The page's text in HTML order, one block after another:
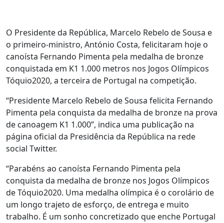
O Presidente da República, Marcelo Rebelo de Sousa e
o primeiro-ministro, António Costa, felicitaram hoje o
canoísta Fernando Pimenta pela medalha de bronze
conquistada em K1 1.000 metros nos Jogos Olímpicos
Tóquio2020, a terceira de Portugal na competição.
“Presidente Marcelo Rebelo de Sousa felicita Fernando
Pimenta pela conquista da medalha de bronze na prova
de canoagem K1 1.000”, indica uma publicação na
página oficial da Presidência da República na rede
social Twitter.
“Parabéns ao canoísta Fernando Pimenta pela
conquista da medalha de bronze nos Jogos Olímpicos
de Tóquio2020. Uma medalha olímpica é o corolário de
um longo trajeto de esforço, de entrega e muito
trabalho. É um sonho concretizado que enche Portugal